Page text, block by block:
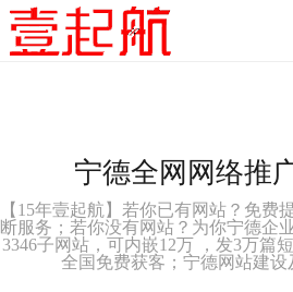
宁德全网网络推
【 15年壹起航】 若你已有网站？免费
断服务；若你没有网站？为你宁德企
3346子网站，可内嵌12万 ，发3万篇
全国免费获客； 宁德网站建设